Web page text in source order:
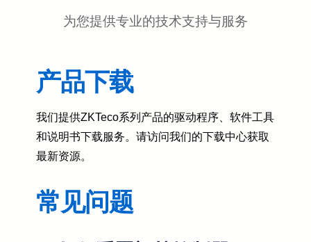
为您提供专业的技术支持与服务
产品下载
我们提供ZKTeco系列产品的驱动程序、软件工具
和说明书下载服务。请访问我们的下载中心获取
最新资源。
常见问题